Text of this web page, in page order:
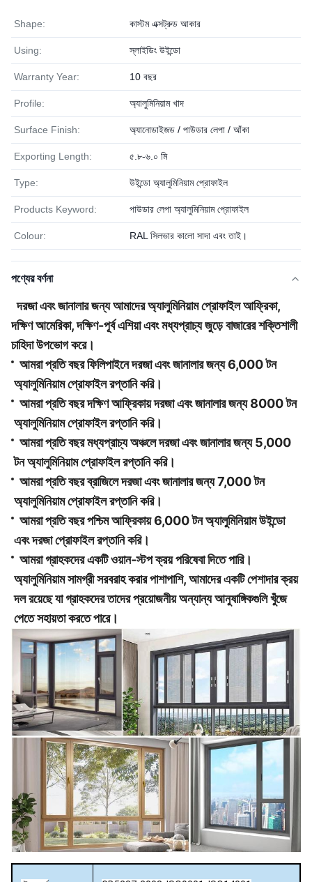
Shape: কাস্টম এক্সট্রুড আকার
Using: স্লাইডিং উইন্ডো
Warranty Year: 10 বছর
Profile: অ্যালুমিনিয়াম খাদ
Surface Finish: অ্যানোডাইজড / পাউডার লেপা / আঁকা
Exporting Length: ৫.৮-৬.০ মি
Type: উইন্ডো অ্যালুমিনিয়াম প্রোফাইল
Products Keyword: পাউডার লেপা অ্যালুমিনিয়াম প্রোফাইল
Colour: RAL সিলভার কালো সাদা এবং তাই।
পণ্যের বর্ণনা
দরজা এবং জানালার জন্য আমাদের অ্যালুমিনিয়াম প্রোফাইল আফ্রিকা,
দক্ষিণ আমেরিকা, দক্ষিণ-পূর্ব এশিয়া এবং মধ্যপ্রাচ্য জুড়ে বাজারের শক্তিশালী
চাহিদা উপভোগ করে।
আমরা প্রতি বছর ফিলিপাইনে দরজা এবং জানালার জন্য 6,000 টন
অ্যালুমিনিয়াম প্রোফাইল রপ্তানি করি।
আমরা প্রতি বছর দক্ষিণ আফ্রিকায় দরজা এবং জানালার জন্য 8000 টন
অ্যালুমিনিয়াম প্রোফাইল রপ্তানি করি।
আমরা প্রতি বছর মধ্যপ্রাচ্য অঞ্চলে দরজা এবং জানালার জন্য 5,000
টন অ্যালুমিনিয়াম প্রোফাইল রপ্তানি করি।
আমরা প্রতি বছর ব্রাজিলে দরজা এবং জানালার জন্য 7,000 টন
অ্যালুমিনিয়াম প্রোফাইল রপ্তানি করি।
আমরা প্রতি বছর পশ্চিম আফ্রিকায় 6,000 টন অ্যালুমিনিয়াম উইন্ডো
এবং দরজা প্রোফাইল রপ্তানি করি।
আমরা গ্রাহকদের একটি ওয়ান-স্টপ ক্রয় পরিষেবা দিতে পারি।
অ্যালুমিনিয়াম সামগ্রী সরবরাহ করার পাশাপাশি, আমাদের একটি পেশাদার ক্রয়
দল রয়েছে যা গ্রাহকদের তাদের প্রয়োজনীয় অন্যান্য আনুষাঙ্গিকগুলি খুঁজে
পেতে সহায়তা করতে পারে।